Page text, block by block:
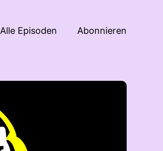
Alle Episoden Abonnieren